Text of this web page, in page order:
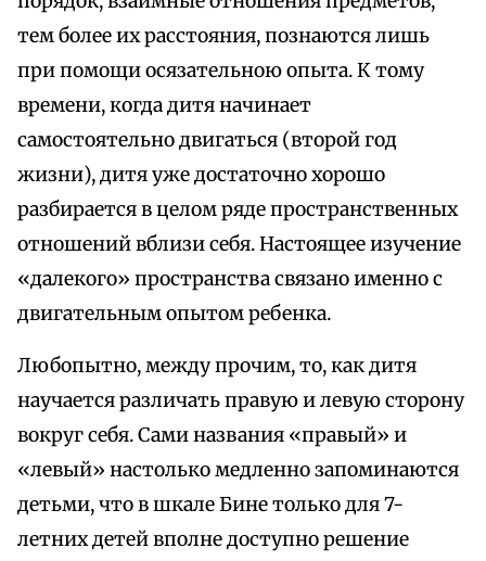
тем более их расстояния, познаются лишь
при помощи осязательною опыта. К тому
времени, когда дитя начинает
самостоятельно двигаться (второй год
жизни), дитя уже достаточно хорошо
разбирается в целом ряде пространственных
отношений вблизи себя. Настоящее изучение
«далекого» пространства связано именно с
двигательным опытом ребенка.
Любопытно, между прочим, то, как дитя
научается различать правую и левую сторону
вокруг себя. Сами названия «правый» и
«левый» настолько медленно запоминаются
детьми, что в шкале Бине только для 7-
летних детей вполне доступно решение